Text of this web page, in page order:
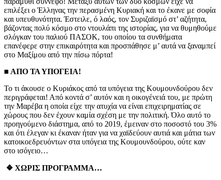
επιλέξει ο Έλληνας την περασμένη Κυριακή και το έκανε με σοφία
και υπευθυνότητα. Έστειλε, ό λαός, τον Συριζαϊσμό στ’ αζήτητα,
βάζοντας πολύ κόσμο στο ντουλάπι της ιστορίας, για να θυμηθούμε
σλόγκαν του παλιού ΠΑΣΟΚ, του οποίου τα συνθήματα
επανέφερε στην επικαιρότητα και προσπάθησε μ’ αυτά να ξαναμπεί
στο Μαξίμου από την πίσω πόρτα!
■ ΑΠΟ ΤΑ ΥΠΟΓΕΙΑ!
Το τι άκουσε ο Κυριάκος από τα υπόγεια της Κουμουνδούρου δεν
περιγράφεται! Από κοντά σ’ αυτόν και η οικογένειά του, με πρώτη
την Μαρέβα η οποία είχε την ατυχία να είναι επιχειρηματίας σε
χώρους που δεν έχουν καμία σχέση με την πολιτική. Όλο αυτό το
προηγούμενο διάστημα, από το 2019, έμειναν στο ποσοστό του 3%
και ότι έλεγαν κι έκαναν ήταν για να χαϊδεύουν αυτιά και μάτια των
κατοικοεδρευόντων στα υπόγεια της Κουμουνδούρου, ούτε καν
στο ισόγειο…
❖ ΧΩΡΙΣ ΠΡΟΓΡΑΜΜΑ…